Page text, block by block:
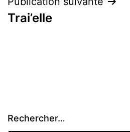
Trai’elle
Rechercher…